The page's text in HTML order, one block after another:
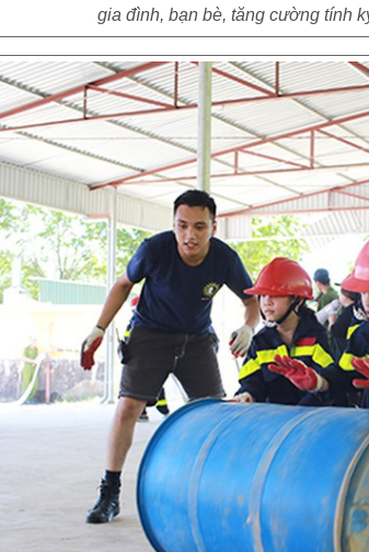
gia đình, bạn bè, tăng cường tính